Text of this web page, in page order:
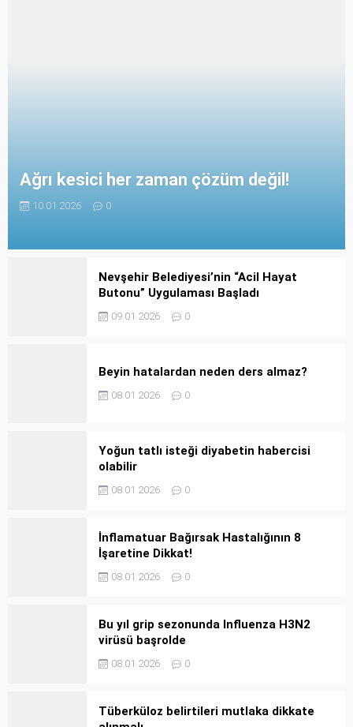
Ağrı kesici her zaman çözüm değil!
10.01.2026 0
Nevşehir Belediyesi’nin “Acil Hayat
Butonu” Uygulaması Başladı
09.01.2026 0
Beyin hatalardan neden ders almaz?
08.01.2026 0
Yoğun tatlı isteği diyabetin habercisi
olabilir
08.01.2026 0
İnflamatuar Bağırsak Hastalığının 8
İşaretine Dikkat!
08.01.2026 0
Bu yıl grip sezonunda Influenza H3N2
virüsü başrolde
08.01.2026 0
Tüberküloz belirtileri mutlaka dikkate